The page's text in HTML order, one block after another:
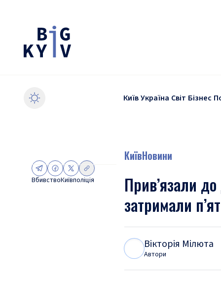
КиївУкраїна Світ Бізнес
ВбивствоКиївполіція
КиївНовини
Прив’язали
затримали
Вікторія Мілюта
Автори